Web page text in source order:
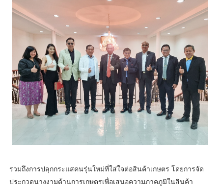
รวมถึงการปลุกกระแสคนรุ่นใหม่ที่ใส่ใจต่อสินค้าเกษตร โดยการจัด
ประกวดนางงามด้านการเกษตรเพื่อเสนอความภาคภูมิในสินค้า